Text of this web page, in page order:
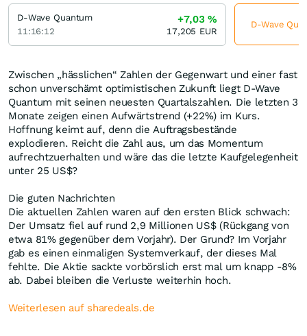
Zwischen „hässlichen“ Zahlen der Gegenwart und einer fast
schon unverschämt optimistischen Zukunft liegt D-Wave
Quantum mit seinen neuesten Quartalszahlen. Die letzten 3
Monate zeigen einen Aufwärtstrend (+22%) im Kurs.
Hoffnung keimt auf, denn die Auftragsbestände
explodieren. Reicht die Zahl aus, um das Momentum
aufrechtzuerhalten und wäre das die letzte Kaufgelegenheit
unter 25 US$?
Die guten Nachrichten
Die aktuellen Zahlen waren auf den ersten Blick schwach:
Der Umsatz fiel auf rund 2,9 Millionen US$ (Rückgang von
etwa 81% gegenüber dem Vorjahr). Der Grund? Im Vorjahr
gab es einen einmaligen Systemverkauf, der dieses Mal
fehlte. Die Aktie sackte vorbörslich erst mal um knapp -8%
ab. Dabei bleiben die Verluste weiterhin hoch.
Weiterlesen auf sharedeals.de
D-Wave Quantum
11:16:12
+7,03%
17,205 EUR
D-Wave